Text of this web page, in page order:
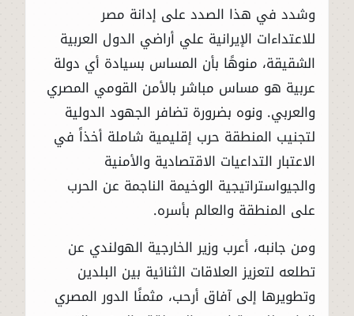
وشدد في هذا الصدد على إدانة مصر
للاعتداءات الإيرانية علي أراضي الدول العربية
الشقيقة، منوهًا بأن المساس بسيادة أي دولة
عربية هو مساس مباشر بالأمن القومي المصري
والعربي. ونوه بضرورة تضافر الجهود الدولية
لتجنيب المنطقة حرب إقليمية شاملة أخذاً في
الاعتبار التداعيات الاقتصادية والأمنية
والجيواستراتيجية الوخيمة الناجمة عن الحرب
على المنطقة والعالم بأسره.
ومن جانبه، أعرب وزير الخارجية الهولندي عن
تطلعه لتعزيز العلاقات الثنائية بين البلدين
وتطويرها إلى آفاق أرحب، مثمنًا الدور المصري